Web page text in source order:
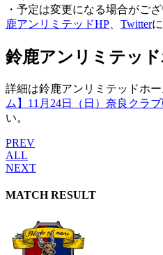
・予定は変更になる場合がご
鹿アンリミテッドHP
Twitter
鈴鹿アンリミテッ
詳細は鈴鹿アンリミテッドホー
ム】11月24日（日）奈良クラ
い。
PREV
ALL
NEXT
MATCH RESULT